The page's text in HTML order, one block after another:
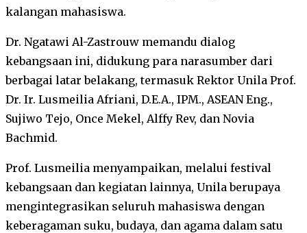
kalangan mahasiswa.
Dr. Ngatawi Al-Zastrouw memandu dialog
kebangsaan ini, didukung para narasumber dari
berbagai latar belakang, termasuk Rektor Unila Prof.
Dr. Ir. Lusmeilia Afriani, D.E.A., IPM., ASEAN Eng.,
Sujiwo Tejo, Once Mekel, Alffy Rev, dan Novia
Bachmid.
Prof. Lusmeilia menyampaikan, melalui festival
kebangsaan dan kegiatan lainnya, Unila berupaya
mengintegrasikan seluruh mahasiswa dengan
keberagaman suku, budaya, dan agama dalam satu